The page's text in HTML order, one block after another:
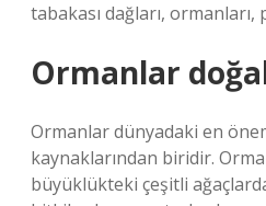
tabakası dağları,
Ormanlar
Ormanlar dünyadaki en
kaynaklarından biridir.
büyüklükteki çeşitli